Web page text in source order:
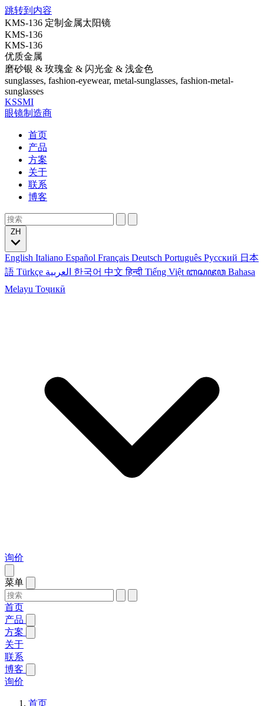
跳转到内容
KMS-136 定制金属太阳镜
KMS-136
KMS-136
优质金属
磨砂银 & 玫瑰金 & 闪光金 & 浅金色
sunglasses, fashion-eyewear, metal-sunglasses, fashion-metal-
sunglasses
KSSMI
眼镜制造商
首页
产品
方案
关于
联系
博客
English Italiano Español Français Deutsch Português Русский 日本
語 Türkçe 한국어 中文हिन्दी Tiếng Việt ꦧꦱꦗꦮ Bahasa
Melayu Тоҷикӣ
询价
菜单
首页
产品
方案
关于
联系
博客
询价
首页